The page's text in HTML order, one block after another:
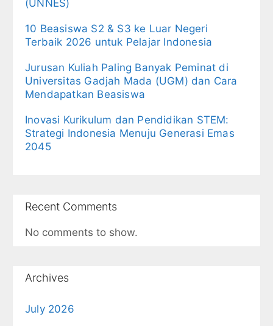
(UNNES)
10 Beasiswa S2 & S3 ke Luar Negeri
Terbaik 2026 untuk Pelajar Indonesia
Jurusan Kuliah Paling Banyak Peminat di
Universitas Gadjah Mada (UGM) dan Cara
Mendapatkan Beasiswa
Inovasi Kurikulum dan Pendidikan STEM:
Strategi Indonesia Menuju Generasi Emas
2045
Recent Comments
No comments to show.
Archives
July 2026